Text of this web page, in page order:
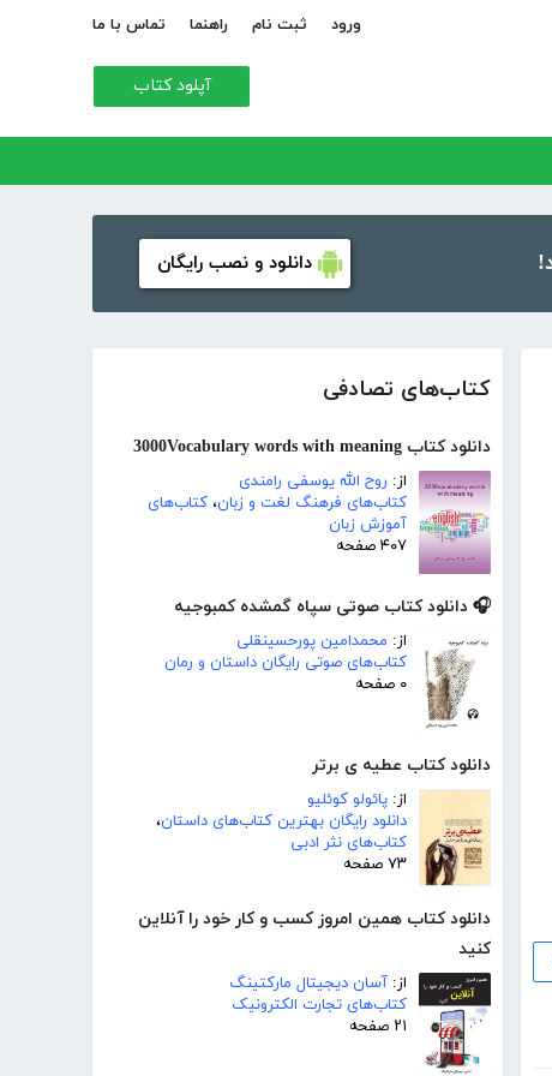
ورود ثبت نام راهنما تماس با ما
آپلود کتاب
دانلود و نصب رایگان
کتاب‌های تصادفی
دانلود کتاب 3000Vocabulary words with meaning
از: روح الله یوسفی رامندی
کتاب‌های فرهنگ لغت و زبان، کتاب‌های
آموزش زبان
۴۰۷ صفحه
🎧 دانلود کتاب صوتی سپاه گمشده کمبوجیه
از: محمدامین پورحسینقلی
کتاب‌های صوتی رایگان داستان و رمان
۰ صفحه
دانلود کتاب عطیه ی برتر
از: پائولو کوئلیو
دانلود رایگان بهترین کتاب‌های داستان،
کتاب‌های نثر ادبی
۷۳ صفحه
دانلود کتاب همین امروز کسب و کار خود را آنلاین
کنید
از: آسان دیجیتال مارکتینگ
کتاب‌های تجارت الکترونیک
۲۱ صفحه